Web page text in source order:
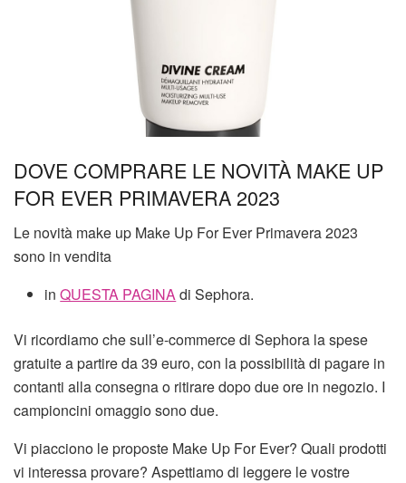
DOVE COMPRARE LE NOVITÀ MAKE UP
FOR EVER PRIMAVERA 2023
Le novità make up Make Up For Ever Primavera 2023
sono in vendita
inQUESTA PAGINAdi Sephora.
Vi ricordiamo che sull’e-commerce di Sephora la spese
gratuite a partire da 39 euro, con la possibilità di pagare in
contanti alla consegna o ritirare dopo due ore in negozio. I
campioncini omaggio sono due.
Vi piacciono le proposte Make Up For Ever? Quali prodotti
vi interessa provare? Aspettiamo di leggere le vostre